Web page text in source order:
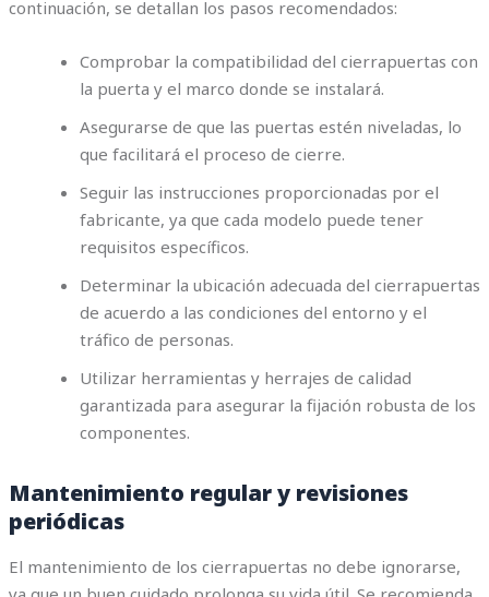
continuación, se detallan los pasos recomendados:
Comprobar la compatibilidad del cierrapuertas con
la puerta y el marco donde se instalará.
Asegurarse de que las puertas estén niveladas, lo
que facilitará el proceso de cierre.
Seguir las instrucciones proporcionadas por el
fabricante, ya que cada modelo puede tener
requisitos específicos.
Determinar la ubicación adecuada del cierrapuertas
de acuerdo a las condiciones del entorno y el
tráfico de personas.
Utilizar herramientas y herrajes de calidad
garantizada para asegurar la fijación robusta de los
componentes.
Mantenimiento regular y revisiones
periódicas
El mantenimiento de los cierrapuertas no debe ignorarse,